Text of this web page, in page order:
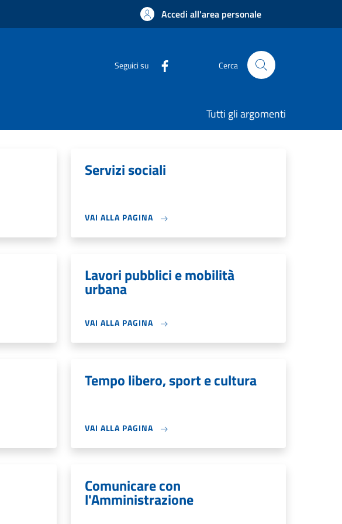
Accedi all'area personale
Seguici su Cerca
Tutti gli argomenti
Servizi sociali
VAI ALLA PAGINA
Lavori pubblici e mobilità
urbana
VAI ALLA PAGINA
Tempo libero, sport e cultura
VAI ALLA PAGINA
Comunicare con
l'Amministrazione